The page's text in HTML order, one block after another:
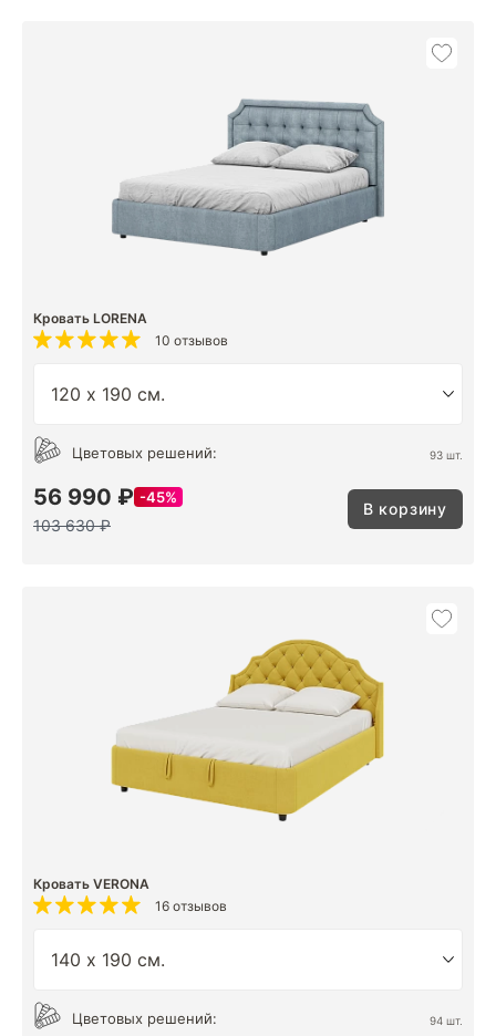
Кровать LORENA
10 отзывов
Цветовых решений: 93 шт.
56 990 ₽ 45%
103 630 ₽
В корзину
Кровать VERONA
16 отзывов
Цветовых решений: 94 шт.